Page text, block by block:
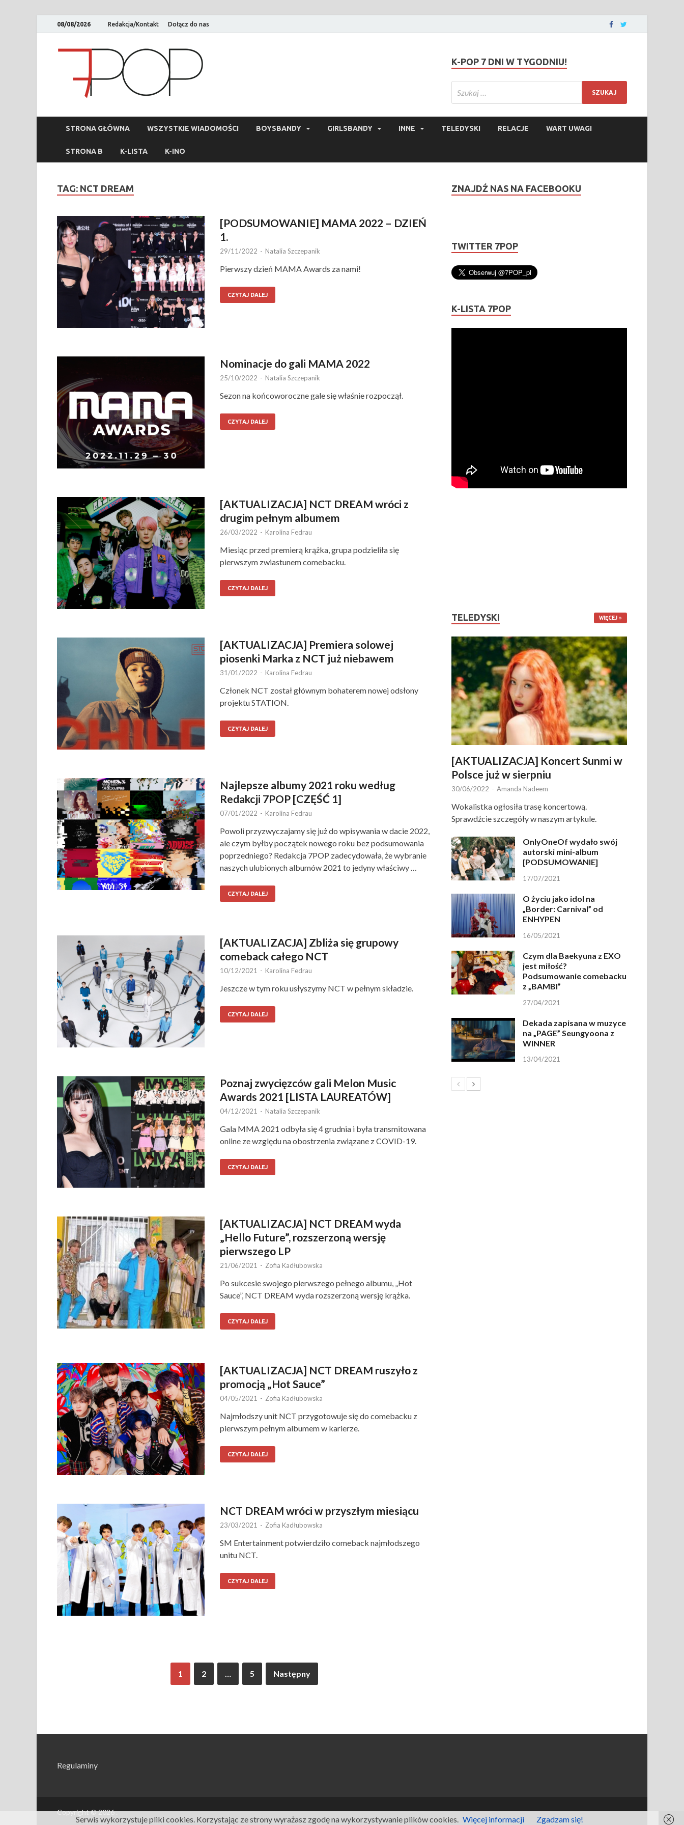
08/08/2026 Redakcja/Kontakt Dołącz do nas
K-POP 7 DNI W TYGODNIU!
STRONA GŁÓWNA WSZYSTKIE WIADOMOŚCI BOYSBANDY GIRLSBANDY INNE TELEDYSKI RELACJE WART UWAGI
STRONA B K-LISTA K-INO
TAG: NCT DREAM
[PODSUMOWANIE] MAMA 2022 – DZIEŃ
1.
29/11/2022 - Natalia Szczepanik
Pierwszy dzień MAMA Awards za nami!
CZYTAJ DALEJ
Nominacje do gali MAMA 2022
25/10/2022 - Natalia Szczepanik
Sezon na końcoworoczne gale się właśnie rozpoczął.
CZYTAJ DALEJ
[AKTUALIZACJA] NCT DREAM wróci z
drugim pełnym albumem
26/03/2022 - Karolina Fedrau
Miesiąc przed premierą krążka, grupa podzieliła się
pierwszym zwiastunem comebacku.
CZYTAJ DALEJ
[AKTUALIZACJA] Premiera solowej
piosenki Marka z NCT już niebawem
31/01/2022 - Karolina Fedrau
Członek NCT został głównym bohaterem nowej odsłony
projektu STATION.
CZYTAJ DALEJ
Najlepsze albumy 2021 roku według
Redakcji 7POP [CZĘŚĆ 1]
07/01/2022 - Karolina Fedrau
Powoli przyzwyczajamy się już do wpisywania w dacie 2022,
ale czym byłby początek nowego roku bez podsumowania
poprzedniego? Redakcja 7POP zadecydowała, że wybranie
naszych ulubionych albumów 2021 to jedyny właściwy …
CZYTAJ DALEJ
[AKTUALIZACJA] Zbliża się grupowy
comeback całego NCT
10/12/2021 - Karolina Fedrau
Jeszcze w tym roku usłyszymy NCT w pełnym składzie.
CZYTAJ DALEJ
Poznaj zwycięzców gali Melon Music
Awards 2021 [LISTA LAUREATÓW]
04/12/2021 - Natalia Szczepanik
Gala MMA 2021 odbyła się 4 grudnia i była transmitowana
online ze względu na obostrzenia związane z COVID-19.
CZYTAJ DALEJ
[AKTUALIZACJA] NCT DREAM wyda
„Hello Future”, rozszerzoną wersję
pierwszego LP
21/06/2021 - Zofia Kadłubowska
Po sukcesie swojego pierwszego pełnego albumu, „Hot
Sauce”, NCT DREAM wyda rozszerzoną wersję krążka.
CZYTAJ DALEJ
[AKTUALIZACJA] NCT DREAM ruszyło z
promocją „Hot Sauce”
04/05/2021 - Zofia Kadłubowska
Najmłodszy unit NCT przygotowuje się do comebacku z
pierwszym pełnym albumem w karierze.
CZYTAJ DALEJ
NCT DREAM wróci w przyszłym miesiącu
23/03/2021 - Zofia Kadłubowska
SM Entertainment potwierdziło comeback najmłodszego
unitu NCT.
CZYTAJ DALEJ
1 2 5 Następny
ZNAJDŹ NAS NA FACEBOOKU
TWITTER 7POP
K-LISTA 7POP
TELEDYSKI WIĘCEJ
[AKTUALIZACJA] Koncert Sunmi w
Polsce już w sierpniu
30/06/2022 - Amanda Nadeem
Wokalistka ogłosiła trasę koncertową.
Sprawdźcie szczegóły w naszym artykule.
OnlyOneOf wydało swój
autorski mini-album
[PODSUMOWANIE]
17/07/2021
O życiu jako idol na
„Border: Carnival” od
ENHYPEN
16/05/2021
Czym dla Baekyuna z EXO
jest miłość?
Podsumowanie comebacku
z „BAMBI”
27/04/2021
Dekada zapisana w muzyce
na „PAGE” Seungyoona z
WINNER
13/04/2021
Regulaminy
Copyright © 2026.
Serwis wykorzystuje pliki cookies. Korzystając ze strony wyrażasz zgodę na wykorzystywanie plików cookies. Więcej informacji Zgadzam się!